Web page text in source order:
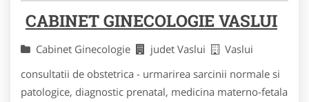
CABINET GINECOLOGIE VASLUI
Cabinet Ginecologie judet Vaslui
Vaslui
consultatii de obstetrica - urmarirea sarcinii normale si
patologice, diagnostic prenatal, medicina materno-fetala